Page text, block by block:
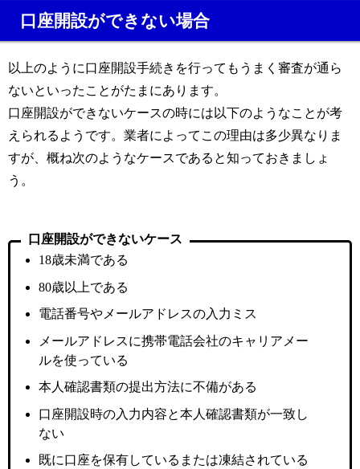
口座開設ができない場合
以上のように口座開設手続きを行ってもうまく審査が通ら
ないといったことがたまにあります。
口座開設ができないケースの時には以下のようなことが考
えられるようです。業者によってこの理由は多少異なりま
すが、概ね次のようなケースであると知っておきましょ
う。
口座開設ができないケース
18歳未満である
80歳以上である
電話番号やメールアドレスの入力ミス
メールアドレスに携帯電話会社のキャリアメー
ルを使っている
本人確認書類の提出方法に不備がある
口座開設時の入力内容と本人確認書類が一致し
ない
既に口座を保有しているまたは凍結されている